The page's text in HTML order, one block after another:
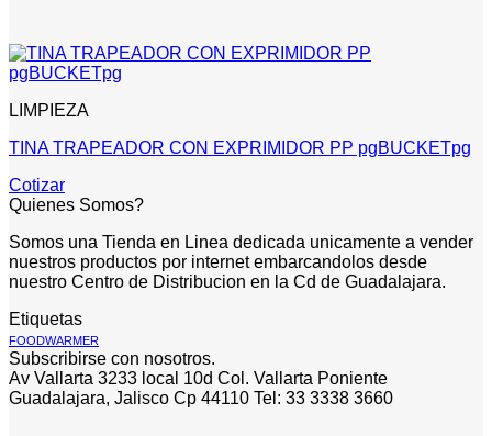
LIMPIEZA
TINA TRAPEADOR CON EXPRIMIDOR PP pgBUCKETpg
Cotizar
Quienes Somos?
Somos una Tienda en Linea dedicada unicamente a vender
nuestros productos por internet embarcandolos desde
nuestro Centro de Distribucion en la Cd de Guadalajara.
Etiquetas
FOODWARMER
Subscribirse con nosotros.
Av Vallarta 3233 local 10d Col. Vallarta Poniente
Guadalajara, Jalisco Cp 44110 Tel: 33 3338 3660